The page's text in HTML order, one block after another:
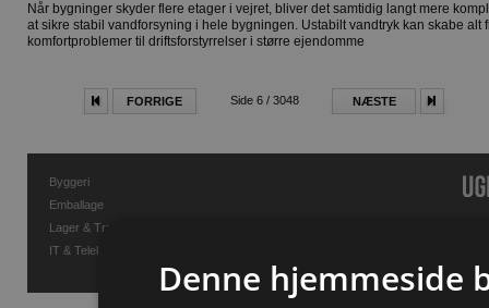
Når bygninger skyder flere etager i vejret, bliver det samtidig langt mere
at sikre stabil vandforsyning i hele bygningen. Ustabilt vandtryk kan skabe alt
komfortproblemer til driftsforstyrrelser i større ejendomme
FORRIGE Side 6 / 3048 NÆSTE
Byggeri
Emballage
Lager & Transport
IT & Telekommunikation
Denne hjemmeside